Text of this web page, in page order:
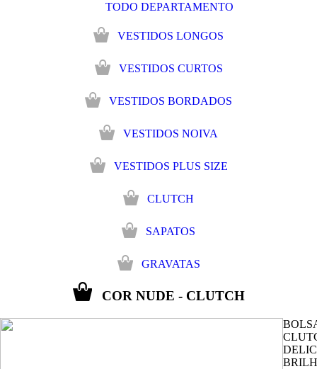
TODO DEPARTAMENTO
VESTIDOS LONGOS
VESTIDOS CURTOS
VESTIDOS BORDADOS
VESTIDOS NOIVA
VESTIDOS PLUS SIZE
CLUTCH
SAPATOS
GRAVATAS
COR NUDE - CLUTCH